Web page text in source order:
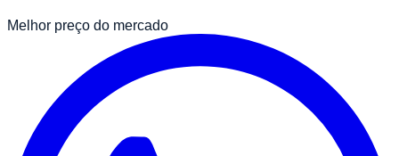
Melhor preço do mercado